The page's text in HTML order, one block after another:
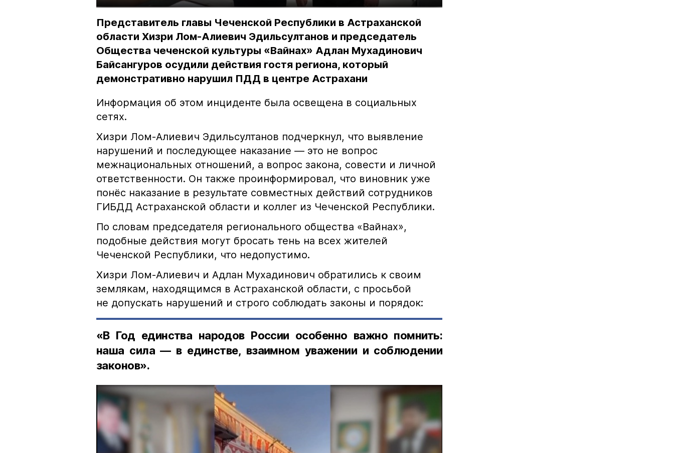
Представитель главы Чеченской Республики в Астраханской
области Хизри Лом-Алиевич Эдильсултанов и председатель
Общества чеченской культуры «Вайнах» Адлан Мухадинович
Байсангуров осудили действия гостя региона, который
демонстративно нарушил ПДД в центре Астрахани
Информация об этом инциденте была освещена в социальных
сетях.
Хизри Лом-Алиевич Эдильсултанов подчеркнул, что выявление
нарушений и последующее наказание — это не вопрос
межнациональных отношений, а вопрос закона, совести и личной
ответственности. Он также проинформировал, что виновник уже
понёс наказание в результате совместных действий сотрудников
ГИБДД Астраханской области и коллег из Чеченской Республики.
По словам председателя регионального общества «Вайнах»,
подобные действия могут бросать тень на всех жителей
Чеченской Республики, что недопустимо.
Хизри Лом-Алиевич и Адлан Мухадинович обратились к своим
землякам, находящимся в Астраханской области, с просьбой
не допускать нарушений и строго соблюдать законы и порядок:
«В Год единства народов России особенно важно помнить:
наша сила — в единстве, взаимном уважении и соблюдении
законов».